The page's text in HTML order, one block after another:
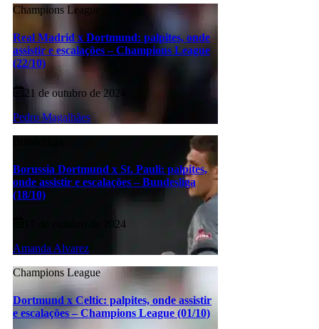
Champions League
Real Madrid x Dortmund: palpites, onde
assistir e escalações – Champions League
(22/10)
21 de outubro de 2024
Pedro Magalhães
Borussia Dortmund x St. Pauli: palpites,
onde assistir e escalações – Bundesliga
(18/10)
17 de outubro de 2024
Amanda Alvarez
Champions League
Dortmund x Celtic: palpites, onde assistir
e escalações – Champions League (01/10)